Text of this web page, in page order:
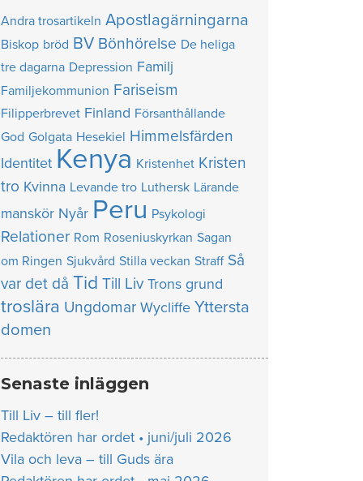
Andra trosartikeln Apostlagärningarna
Biskop bröd BV Bönhörelse De heliga
tre dagarna Depression Familj
Familjekommunion Fariseism
Filipperbrevet Finland Försanthållande
God Golgata Hesekiel Himmelsfärden
Identitet Kenya Kristenhet Kristen
tro Kvinna Levande tro Luthersk Lärande
manskör Nyår Peru Psykologi
Relationer Rom Roseniuskyrkan Sagan
om Ringen Sjukvård Stilla veckan Straff Så
var det då Tid Till Liv Trons grund
troslära Ungdomar Wycliffe Yttersta
domen
Senaste inläggen
Till Liv – till fler!
Redaktören har ordet • juni/juli 2026
Vila och leva – till Guds ära